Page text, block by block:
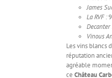
James
La RVF :
Vinous
Les vins blancs
réputation
agréable
ceChâteau